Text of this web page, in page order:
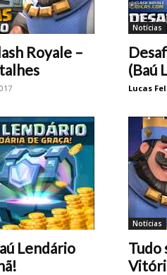
Royale –
Notícias
(Baú
Lucas
Lendário
Notícias
Tudo